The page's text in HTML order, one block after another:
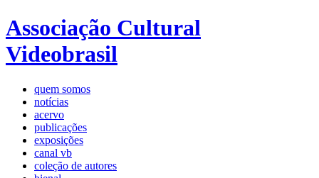
Associação Cultural
Videobrasil
quem somos
notícias
acervo
publicações
exposições
canal vb
coleção de autores